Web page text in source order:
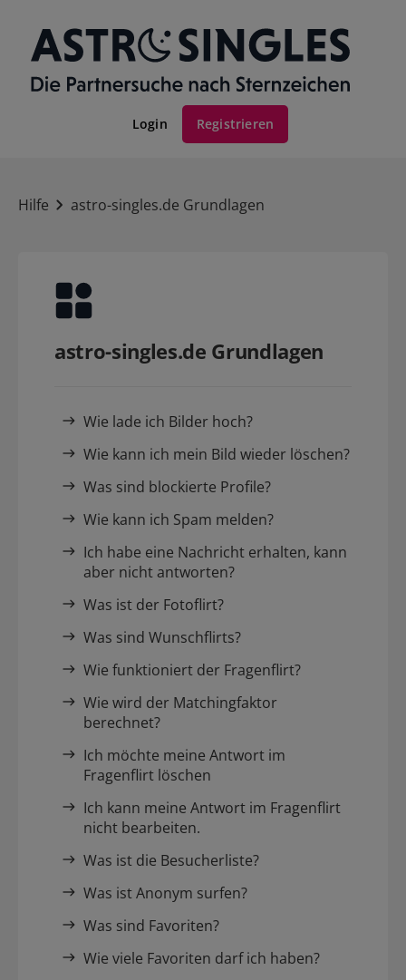
Login Registrieren
Hilfe astro-singles.de Grundlagen
astro-singles.de Grundlagen
Wie lade ich Bilder hoch?
Wie kann ich mein Bild wieder löschen?
Was sind blockierte Profile?
Wie kann ich Spam melden?
Ich habe eine Nachricht erhalten, kann
aber nicht antworten?
Was ist der Fotoflirt?
Was sind Wunschflirts?
Wie funktioniert der Fragenflirt?
Wie wird der Matchingfaktor
berechnet?
Ich möchte meine Antwort im
Fragenflirt löschen
Ich kann meine Antwort im Fragenflirt
nicht bearbeiten.
Was ist die Besucherliste?
Was ist Anonym surfen?
Was sind Favoriten?
Wie viele Favoriten darf ich haben?